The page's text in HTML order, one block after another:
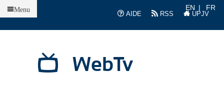
AIDE
RSS UPJV
EN FR
WebTv
Menu